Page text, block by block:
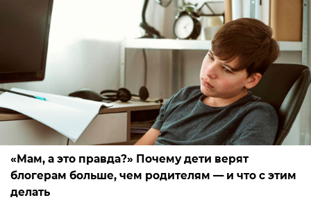
«Мам, а это правда?» Почему дети верят
блогерам больше, чем родителям — и что с этим
делать